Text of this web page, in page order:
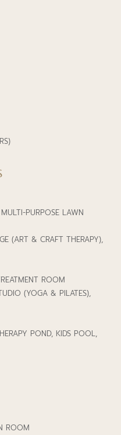
PURPOSE LAWN
(ART & CRAFT THERAPY),
ROOM
(YOGA & PILATES),
POND, KIDS POOL,
ROOM